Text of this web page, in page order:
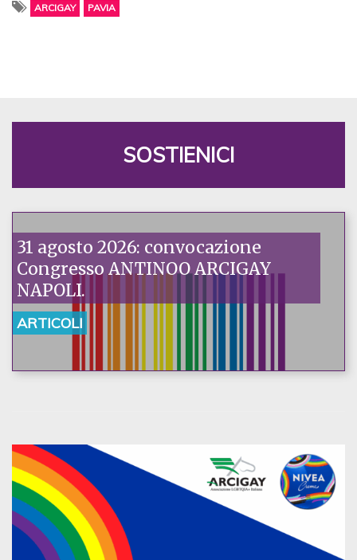
ARCIGAY PAVIA
SOSTIENICI
31 agosto 2026: convocazione
Congresso ANTINOO ARCIGAY
NAPOLI.
ARTICOLI